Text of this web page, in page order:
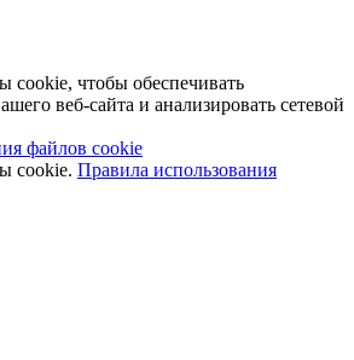
чтобы обеспечивать
веб-сайта и анализировать сетевой
файлов cookie
cookie. Правила использования